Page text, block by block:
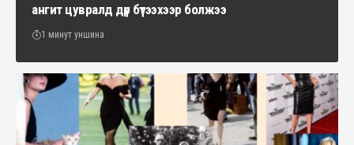
ангит цувралд дүр бүтээхээр болжээ
1 минут уншина